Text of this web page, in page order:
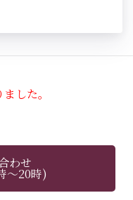
した。
わせ
～20時)